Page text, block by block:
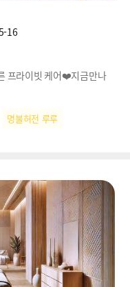
16
프라이빗 케어❤️지금만나
명불허전 루루